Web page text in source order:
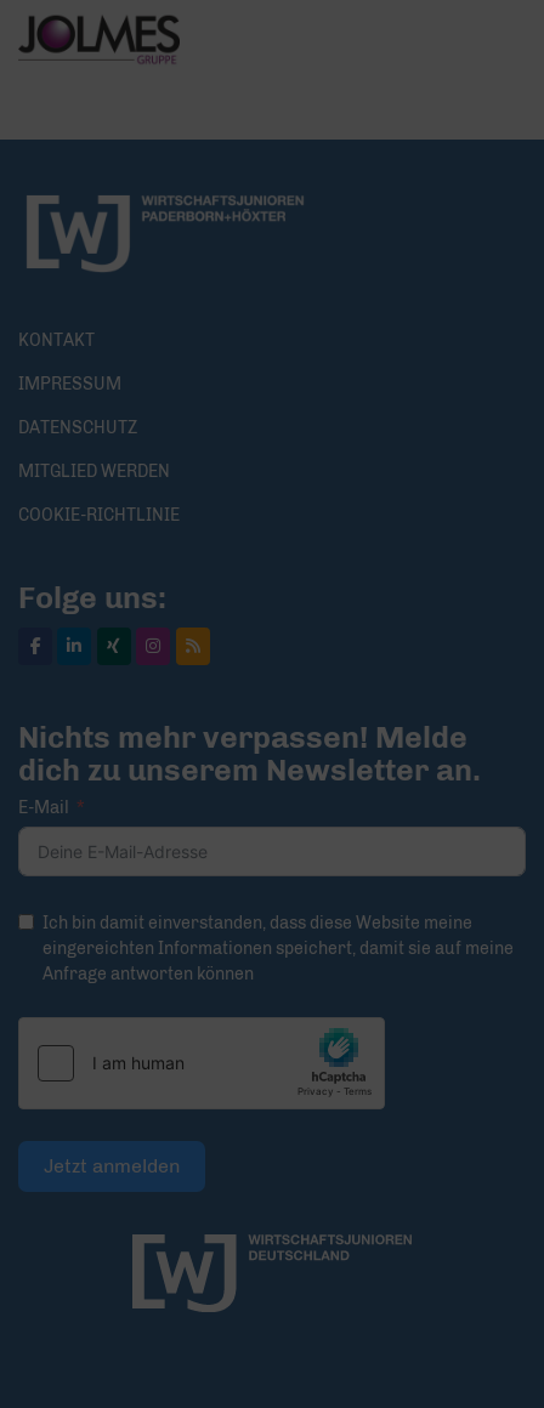
KONTAKT
IMPRESSUM
DATENSCHUTZ
MITGLIED WERDEN
COOKIE-RICHTLINIE
Folge uns:
Nichts mehr verpassen! Melde
dich zu unserem Newsletter an.
E-Mail
Ich bin damit einverstanden, dass diese Website meine
eingereichten Informationen speichert, damit sie auf meine
Anfrage antworten können
Jetzt anmelden